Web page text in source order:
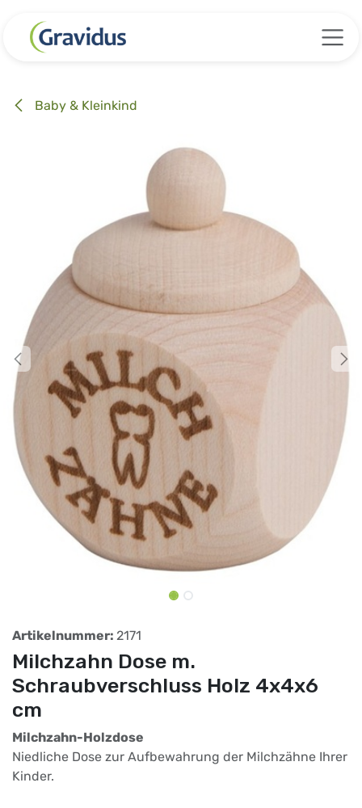
Baby & Kleinkind
Artikelnummer: 2171
Milchzahn Dose m.
Schraubverschluss Holz 4x4x6
cm
Milchzahn-Holzdose
Niedliche Dose zur Aufbewahrung der Milchzähne Ihrer
Kinder.